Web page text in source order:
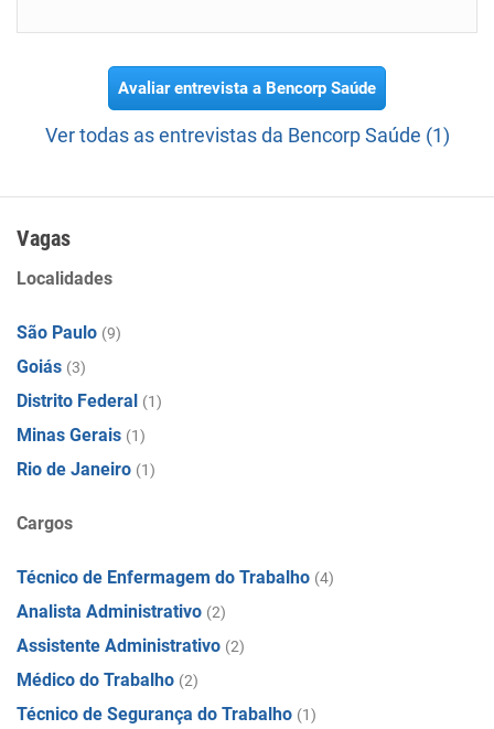
Avaliar entrevista a Bencorp Saúde
Ver todas as entrevistas da Bencorp Saúde (1)
Vagas
Localidades
São Paulo (9)
Goiás (3)
Distrito Federal (1)
Minas Gerais (1)
Rio de Janeiro (1)
Cargos
Técnico de Enfermagem do Trabalho (4)
Analista Administrativo (2)
Assistente Administrativo (2)
Médico do Trabalho (2)
Técnico de Segurança do Trabalho (1)